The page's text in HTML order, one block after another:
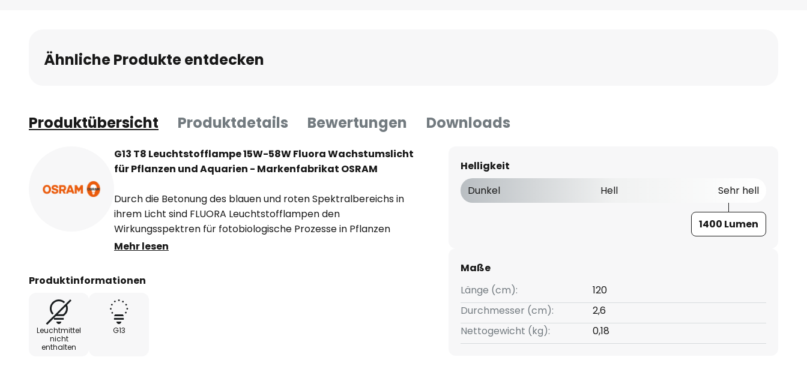
Ähnliche Produkte entdecken
Produktübersicht Produktdetails Bewertungen Downloads
G13 T8 Leuchtstofflampe 15W-58W Fluora Wachstumslicht
für Pflanzen und Aquarien - Markenfabrikat OSRAM
Durch die Betonung des blauen und roten Spektralbereichs in
ihrem Licht sind FLUORA Leuchtstofflampen den
Wirkungsspektren für fotobiologische Prozesse in Pflanzen
besonders gut angepasst. Das Pflanzenwachstum wird dadurch
natürliche Tageslicht allein für Pflanzen nicht ausreicht, z. B.
über Pflanzeninseln in Einkaufszentren, Büros, Hotels und
Wohnräumen, aber auch in Blumenfenstern, Schaufenstern und
Mehr lesen
Produktinformationen
Leuchtmittel
nicht
enthalten
G13
Helligkeit
Dunkel
Hell Sehr hell
1400 Lumen
Maße
Länge (cm):
120
Durchmesser (cm):
2,6
Nettogewicht (kg):
0,18